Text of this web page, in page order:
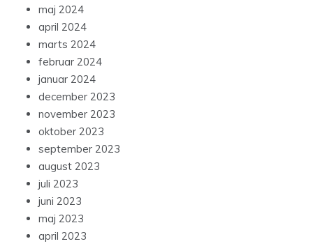
maj 2024
april 2024
marts 2024
februar 2024
januar 2024
december 2023
november 2023
oktober 2023
september 2023
august 2023
juli 2023
juni 2023
maj 2023
april 2023